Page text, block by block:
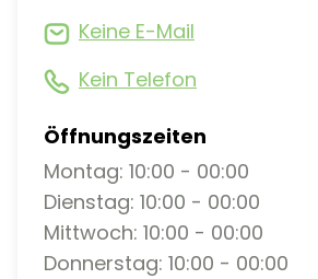
Keine E-Mail
Kein Telefon
Öffnungszeiten
Montag: 10:00 - 00:00
Dienstag: 10:00 - 00:00
Mittwoch: 10:00 - 00:00
Donnerstag: 10:00 - 00:00